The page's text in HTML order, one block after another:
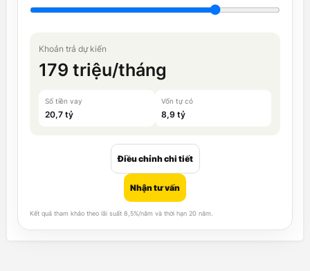
Khoản trả dự kiến
179 triệu/tháng
Số tiền vay
20,7 tỷ
Vốn tự có
8,9 tỷ
Điều chỉnh chi tiết
Nhận tư vấn
Kết quả tham khảo theo lãi suất 8,5%/năm và thời hạn 20 năm.